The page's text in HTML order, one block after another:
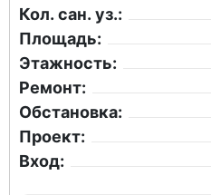
Кол. сан. уз.:
Площадь:
Этажность:
Ремонт:
Обстановка:
Проект:
Вход: